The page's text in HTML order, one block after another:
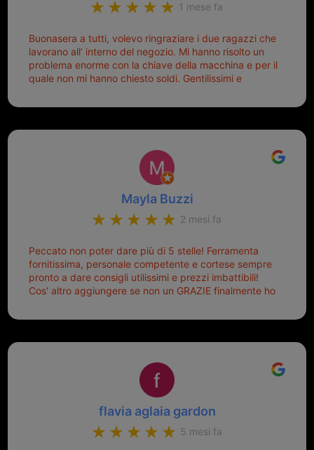
1 mese fa
Buonasera a tutti, volevo ringraziare i due ragazzi che
lavorano all’ interno del negozio. Mi hanno risolto un
problema enorme con la chiave della macchina e per il
quale non mi hanno chiesto soldi. Gentilissimi e
Sicuramente tornerò qui per qualsiasi altro problema.
Mayla Buzzi
2 mesi fa
Peccato non poter dare più di 5 stelle! Ferramenta
fornitissima, personale competente e cortese sempre
pronto a dare consigli utilissimi e prezzi imbattibili!
Cos' altro aggiungere se non un GRAZIE finalmente ho
mio riferimento. Ah dimenticavo...da loro sono riuscita
Top top top!!!
flavia aglaia gardon
5 mesi fa